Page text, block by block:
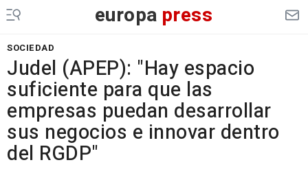
europa press
SOCIEDAD
Judel (APEP): "Hay espacio
suficiente para que las
empresas puedan desarrollar
sus negocios e innovar dentro
del RGDP"